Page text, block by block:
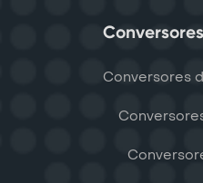
Conversores